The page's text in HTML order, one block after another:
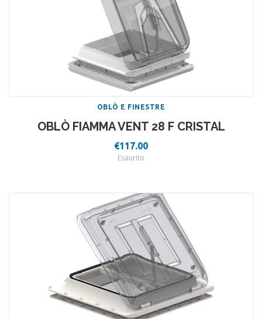
OBLÒ E FINESTRE
OBLÒ FIAMMA VENT 28 F CRISTAL
€117.00
Esaurito